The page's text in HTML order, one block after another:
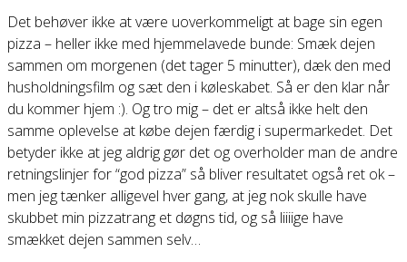
Det behøver ikke at være uoverkommeligt at bage sin egen
pizza – heller ikke med hjemmelavede bunde: Smæk dejen
sammen om morgenen (det tager 5 minutter), dæk den med
husholdningsfilm og sæt den i køleskabet. Så er den klar når
du kommer hjem :). Og tro mig – det er altså ikke helt den
samme oplevelse at købe dejen færdig i supermarkedet. Det
betyder ikke at jeg aldrig gør det og overholder man de andre
retningslinjer for “god pizza” så bliver resultatet også ret ok –
men jeg tænker alligevel hver gang, at jeg nok skulle have
skubbet min pizzatrang et døgns tid, og så liiiige have
smækket dejen sammen selv…